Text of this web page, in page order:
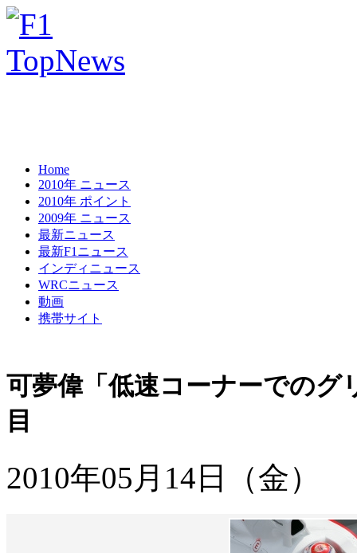
Home
2010年 ニュース
2010年 ポイント
2009年 ニュース
最新ニュース
最新F1ニュース
インディニュース
WRCニュース
動画
携帯サイト
可夢偉「低速コーナーでのグ
目
2010年05月14日（金）